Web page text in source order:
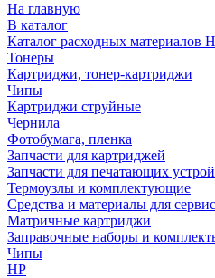
На главную
В каталог
Каталог расходных материалов
Тонеры
Картриджи, тонер-картриджи
Чипы
Картриджи струйные
Чернила
Фотобумага, пленка
Запчасти для картриджей
Запчасти для печатающих
Термоузлы и комплектующие
Средства и материалы для
Матричные картриджи
Заправочные наборы и
Чипы
HP